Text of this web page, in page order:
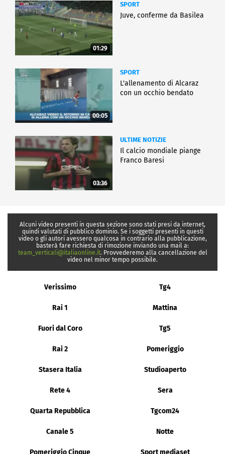
01:29
SPORT
Juve, conferme da Basilea
00:05
SPORT
L'allenamento di Alcaraz
con un occhio bendato
03:36
ULTIME NOTIZIE
Il calcio mondiale piange
Franco Baresi
Alcuni video presenti in questa sezione sono stati presi da internet,
quindi valutati di pubblico dominio. Se i soggetti presenti in questi
video o gli autori avessero qualcosa in contrario alla pubblicazione,
basterà fare richiesta di rimozione inviando una mail a:
team_verticali@italiaonline.it. Provvederemo alla cancellazione del
video nel minor tempo possibile.
Verissimo Tg4
Rai 1 Mattina
Fuori dal Coro Tg5
Rai 2 Pomeriggio
Stasera Italia Studioaperto
Rete 4 Sera
Quarta Repubblica Tgcom24
Canale 5 Notte
Pomeriggio Cinque Sport mediaset